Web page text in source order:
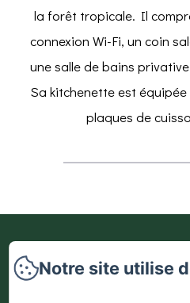
la forêt tropicale. Il
connexion Wi-Fi, un coin
une salle de bains
Sa kitchenette est
plaques de
Notre site utilise